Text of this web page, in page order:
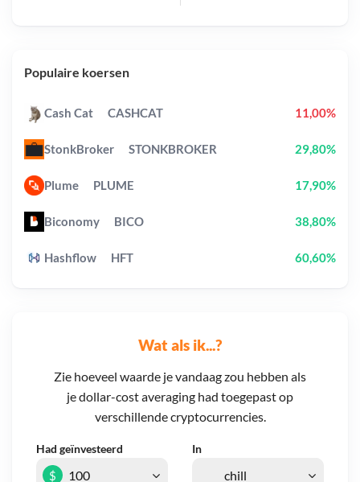
Wat als ik...?
Zie hoeveel waarde je vandaag zou hebben als
je dollar-cost averaging had toegepast op
verschillende cryptocurrencies.
Had geïnvesteerd In
$
Populaire koersen
Cash Cat CASHCAT 11,00%
StonkBroker STONKBROKER 29,80%
Plume PLUME 17,90%
Biconomy BICO 38,80%
Hashflow HFT 60,60%